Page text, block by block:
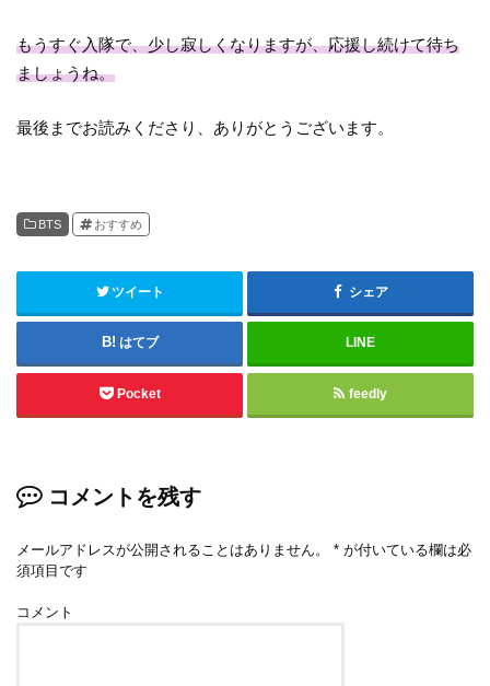
もうすぐ入隊で、少し寂しくなりますが、応援し続けて待ち
ましょうね。
最後までお読みくださり、ありがとうございます。
BTS おすすめ
ツイート シェア
はてブ LINE
Pocket feedly
コメントを残す
メールアドレスが公開されることはありません。 * が付いている欄は必
須項目です
コメント